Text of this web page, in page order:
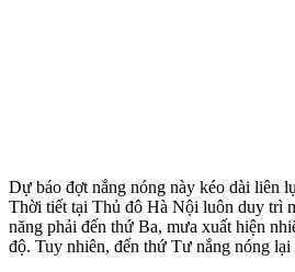
Dự báo đợt nắng nóng này kéo dài liên
Thời tiết tại Thủ đô Hà Nội luôn duy trì
năng phải đến thứ Ba, mưa xuất hiện
độ. Tuy nhiên, đến thứ Tư nắng nóng lại